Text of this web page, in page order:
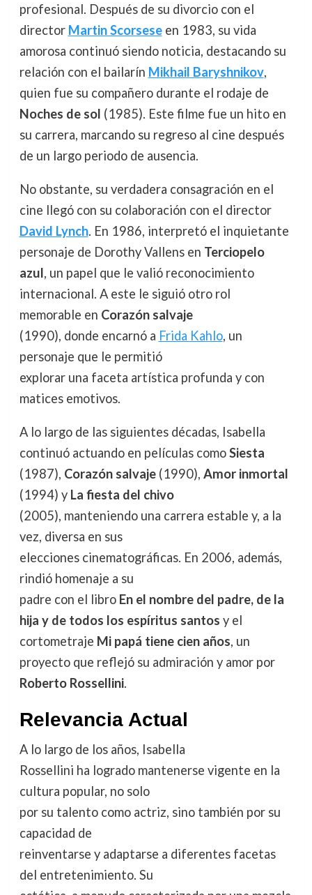
profesional. Después de su divorcio con el
director Martin Scorseseen 1983, su vida
amorosa continuó siendo noticia, destacando su
relación con el bailarín Mikhail Baryshnikov,
quien fue su compañero durante el rodaje de
Noches de sol (1985). Este filme fue un hito en
su carrera, marcando su regreso al cine después
de un largo periodo de ausencia.
No obstante, su verdadera consagración en el
cine llegó con su colaboración con el director
David Lynch. En 1986, interpretó el inquietante
personaje de Dorothy Vallens en Terciopelo
azul, un papel que le valió reconocimiento
internacional. A este le siguió otro rol
memorable en Corazón salvaje
(1990), donde encarnó a Frida Kahlo, un
personaje que le permitió
explorar una faceta artística profunda y con
matices emotivos.
A lo largo de las siguientes décadas, Isabella
continuó actuando en películas comoSiesta
(1987), Corazón salvaje(1990), Amor inmortal
(1994) y La fiesta del chivo
(2005), manteniendo una carrera estable y, a la
vez, diversa en sus
elecciones cinematográficas. En 2006, además,
rindió homenaje a su
padre con el libro En el nombre del padre, de la
hija y de todos los espíritus santos y el
cortometraje Mi papá tiene cien años, un
proyecto que reflejó su admiración y amor por
Roberto Rossellini.
Relevancia Actual
A lo largo de los años, Isabella
Rossellini ha logrado mantenerse vigente en la
cultura popular, no solo
por su talento como actriz, sino también por su
capacidad de
reinventarse y adaptarse a diferentes facetas
del entretenimiento. Su